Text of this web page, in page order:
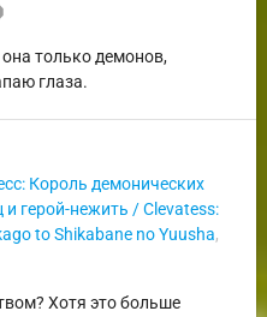
только демонов,
глаза.
Король демонических
и герой-нежить / Clevatess:
to Shikabane no Yuusha,
Хотя это больше